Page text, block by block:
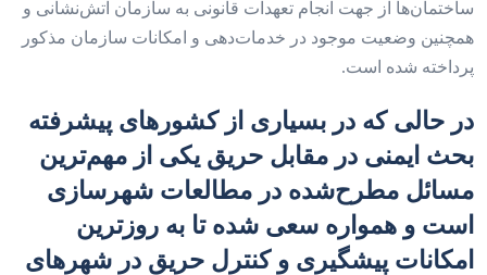
ساختمان‌‌‌ها از جهت انجام تعهدات قانونی به سازمان آتش‌نشانی و
همچنین وضعیت موجود در خدمات‌دهی و امکانات سازمان مذکور
پرداخته شده است.
در حالی که در بسیاری از کشورهای پیشرفته
بحث ایمنی در مقابل حریق یکی از مهم‌ترین
مسائل مطرح‌شده در مطالعات شهرسازی
است و همواره سعی شده تا به روزترین
امکانات پیشگیری و کنترل حریق در شهرهای